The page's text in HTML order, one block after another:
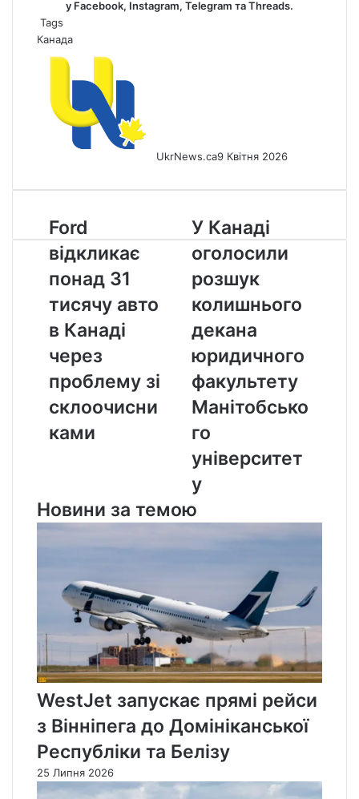
у Facebook, Instagram, Telegram таThreads.
Tags
Канада
UkrNews.ca9 Квітня 2026
Ford
відкликає
понад
31
тисячу
авто
Канаді
через
проблему
зі
склоочисниками
Ford
відкликає
понад 31
тисячу авто
в Канаді
через
проблему зі
склоочисни
ками
У
Канаді
оголосили
розшук
колишнього
декана
факультету
Манітобського
університету
У Канаді
оголосили
розшук
колишнього
декана
юридичного
факультету
Манітобсько
го
університет
у
Новини за темою
WestJet запускає прямі рейси
з Вінніпега до Домініканської
Республіки та Белізу
25 Липня 2026